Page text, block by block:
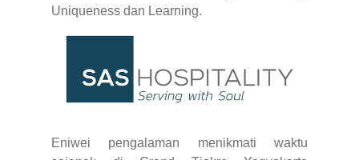
Uniqueness dan Learning.
Eniwei pengalaman menikmati waktu